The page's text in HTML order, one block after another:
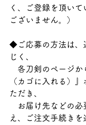
く、ご登録を頂い
ございません。）
◆ご応募の方法は、
じく、
各刀剣のページか
（カゴに入れる）
ただき、
お届け先などの必
え、ご注文手続きを